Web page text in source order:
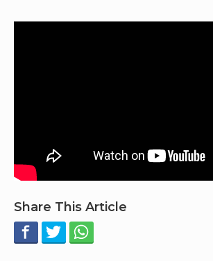
Share This Article